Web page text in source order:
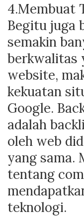
4.Membuat
Begitu juga
semakin
berkwalitas
website,
kekuatan
Google.
adalah
oleh web
yang sama.
tentang
teknologi.